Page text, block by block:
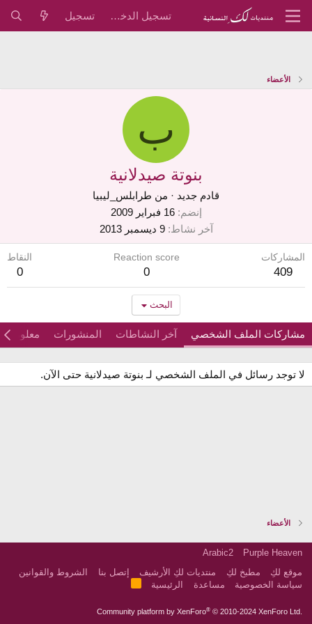
تسجيل الدخول تسجيل
الأعضاء
ب
بنوتة صيدلانية
قادم جديد · من طرابلس_ليبيا
إنضم
16 فبراير 2009
آخر نشاط 9 ديسمبر 2013
المشاركات
409
Reaction score
0
النقاط
0
البحث
مشاركات الملف الشخصي آخر النشاطات المنشورات معلومات
لا توجد رسائل في الملف الشخصي لـ بنوتة صيدلانية حتى الآن.
الأعضاء
Purple Heaven
Arabic2
موقع لكِ
مطبخ لكِ منتديات لكِ الأرشيف إتصل بنا
الشروط والقوانين
سياسة الخصوصية
مساعدة الرئيسية
Community platform by XenForo® © 2010-2024 XenForo Ltd.